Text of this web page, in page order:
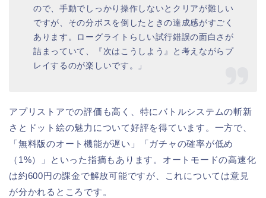
ので、手動でしっかり操作しないとクリアが難しい
ですが、その分ボスを倒したときの達成感がすごく
あります。ローグライトらしい試行錯誤の面白さが
詰まっていて、『次はこうしよう』と考えながらプ
レイするのが楽しいです。」
アプリストアでの評価も高く、特にバトルシステムの斬新
さとドット絵の魅力について好評を得ています。一方で、
「無料版のオート機能が遅い」「ガチャの確率が低め
（1%）」といった指摘もあります。オートモードの高速化
は約600円の課金で解放可能ですが、これについては意見
が分かれるところです。